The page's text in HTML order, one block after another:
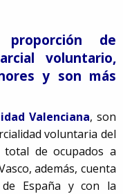
de
voluntario,
y son más
Valenciana, son
voluntaria del
de ocupados a
además, cuenta
España y con la